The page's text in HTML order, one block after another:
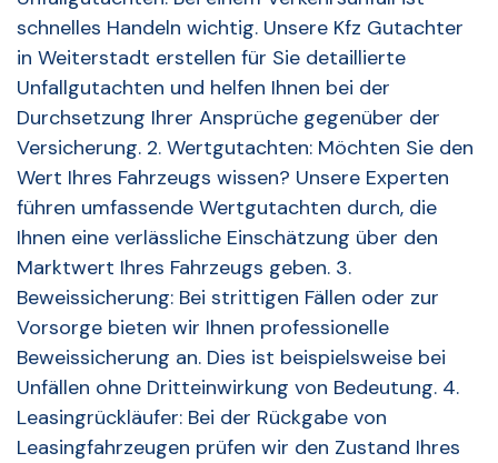
schnelles Handeln wichtig. Unsere Kfz Gutachter
in Weiterstadt erstellen für Sie detaillierte
Unfallgutachten und helfen Ihnen bei der
Durchsetzung Ihrer Ansprüche gegenüber der
Versicherung. 2. Wertgutachten: Möchten Sie den
Wert Ihres Fahrzeugs wissen? Unsere Experten
führen umfassende Wertgutachten durch, die
Ihnen eine verlässliche Einschätzung über den
Marktwert Ihres Fahrzeugs geben. 3.
Beweissicherung: Bei strittigen Fällen oder zur
Vorsorge bieten wir Ihnen professionelle
Beweissicherung an. Dies ist beispielsweise bei
Unfällen ohne Dritteinwirkung von Bedeutung. 4.
Leasingrückläufer: Bei der Rückgabe von
Leasingfahrzeugen prüfen wir den Zustand Ihres